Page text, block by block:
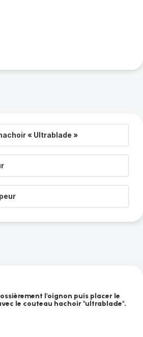
« Ultrablade »
l'oignon puis placer le
le couteau hachoir "ultrablade".